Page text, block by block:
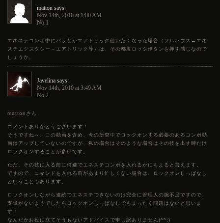
matton says:
Nov 14th, 2010 at 1:00 AM
No.1
エネステコンボ中にバラとかエアトリック使いたくなった場合（フルハウス→エネ
ステエクスタシー→エアトリック等）は、その都度ロックボタンを押す感じなので
しょうか。
Javelina says:
Nov 14th, 2010 at 3:49 AM
No.2
mattonさん
コメントありがとうございます！
そうですね～、この動画を含め、今の所空中でロックオンする必要のあるコンボ動
画はアップしていないのですが、私の場合はそのような場合はその技を出す時だけ
ロックオンすることが多いです。
ただ、その技に入る前に何連でエネステコンボを入れるかにもよると言えます。
ですので、コマンドを入れる前があまり忙しくない場合は、ロックオンしっぱなし
ということもあります。
ロックオンしながら連続でエネステできないのは完全に管理人の腕不足ですので、
支障がないようでしたらロックオンしっぱなしでもまったく問題はないと思いま
す！
なんだかお役に立てそうもないアドバイスで申し訳ありません(^^;)